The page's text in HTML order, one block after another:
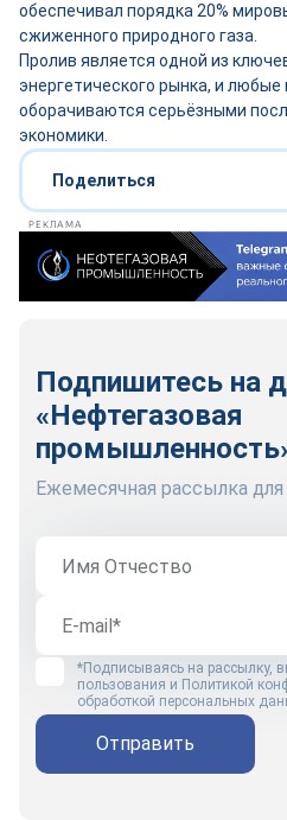
обеспечивал порядка 20%
сжиженного природного газа.
Пролив является одной из
энергетического рынка, и любые
оборачиваются серьёзными
экономики.
Поделиться
РЕКЛАМА
Подпишитесь на
«Нефтегазовая
Ежемесячная рассылка
*Подписываясь на рассылку,
пользования и Политикой
обработкой персональных
Отправить